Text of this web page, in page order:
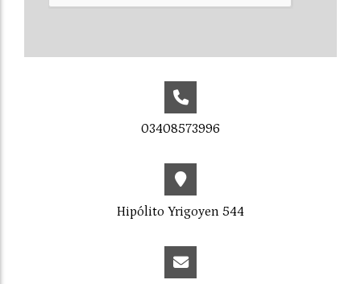
03408573996
Hipólito Yrigoyen 544